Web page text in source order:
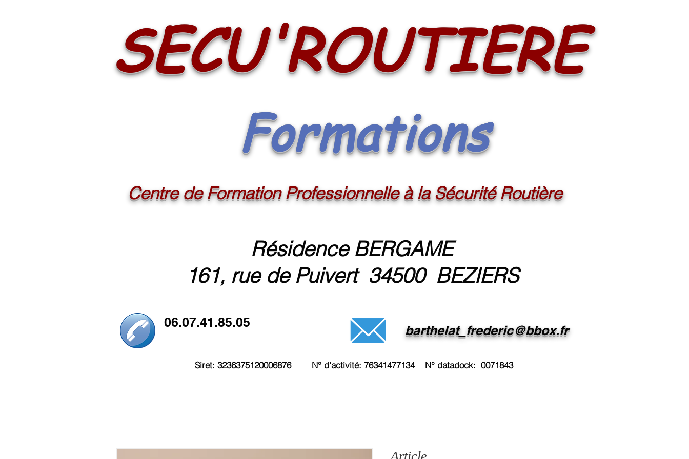
SECU'ROUTIERE
Formations
Centre de Formation Professionnelle à la Sécurité Routière
Résidence BERGAME
161, rue de Puivert 34500 BEZIERS
06.07.41.85.05
barthelat_frederic@bbox.fr
Siret: 3236375120006876 N° d'activité: 76341477134 N° datadock: 0071843